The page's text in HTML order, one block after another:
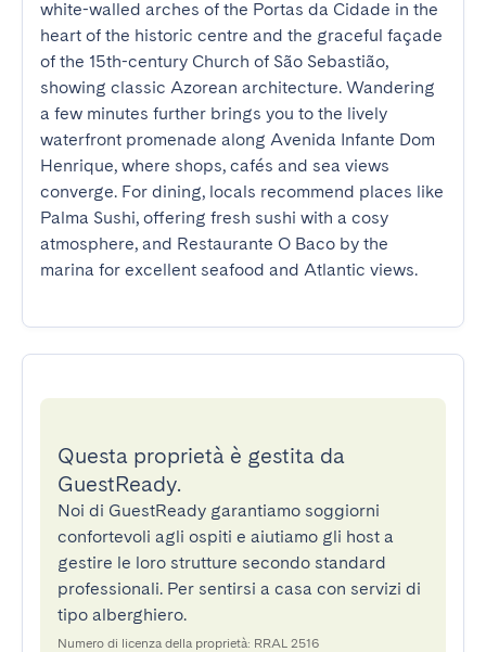
white-walled arches of the Portas da Cidade in the
heart of the historic centre and the graceful façade
of the 15th-century Church of São Sebastião,
showing classic Azorean architecture. Wandering
a few minutes further brings you to the lively
waterfront promenade along Avenida Infante Dom
Henrique, where shops, cafés and sea views
converge. For dining, locals recommend places like
Palma Sushi, offering fresh sushi with a cosy
atmosphere, and Restaurante O Baco by the
marina for excellent seafood and Atlantic views.
Questa proprietà è gestita da
GuestReady.
Noi di GuestReady garantiamo soggiorni
confortevoli agli ospiti e aiutiamo gli host a
gestire le loro strutture secondo standard
professionali. Per sentirsi a casa con servizi di
tipo alberghiero.
Numero di licenza della proprietà: RRAL 2516